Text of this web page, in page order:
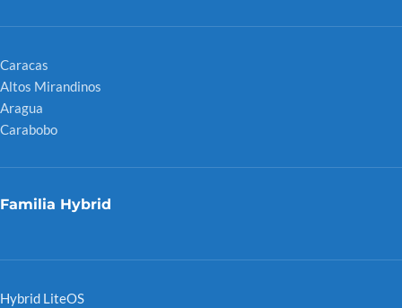
Caracas
Altos Mirandinos
Aragua
Carabobo
Familia Hybrid
Hybrid LiteOS